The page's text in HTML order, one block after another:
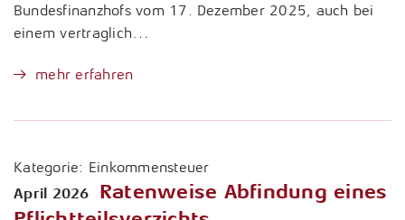
Bundesfinanzhofs vom 17. Dezember 2025, auch bei
einem vertraglich…
mehr erfahren
Kategorie: Einkommensteuer
April 2026
Ratenweise Abfindung eines